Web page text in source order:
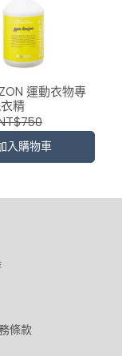
運動衣物專
精
入購物車
條款